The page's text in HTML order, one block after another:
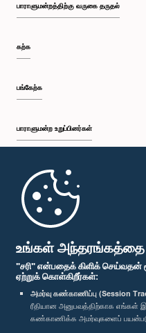
உங்கள் அந்தரங்கத்தை
"சரி" என்பதைக் கிளிக்
ஏற்றுக் கொள்கிறீர்கள்:
அமர்வு கண்காணிப்பு (Session
ரீதியான அனுபவத்திற்காக
கண்காணிக்க அமர்வுகளைப்
பாராளுமன்றத்திற்கு வருகை தருதல்
கற்க
பங்கேற்க
பாராளுமன்ற உறுப்பினர்கள்
முதற்பக்கம்
பாராளுமன்ற கையடக்க செயலி
எம்மை பின்தொடர்க :